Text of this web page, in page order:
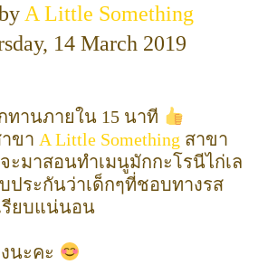
A Little Something
14 March 2019
ทานภายใน 15 นาที
าขาA Little Something สาขา
จะมาสอนทำเมนูมักกะโรนีไก่เล
ประกันว่าเด็กๆที่ชอบทางรส
รียบแน่นอน
นะคะ